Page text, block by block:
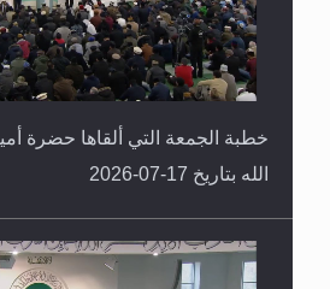
خطبة الجمعة التي ألقاها حضرة
الله بتاريخ 17-07-2026